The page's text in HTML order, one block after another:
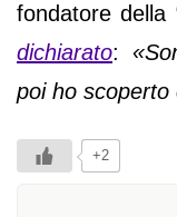
fondatore della
dichiarato:
poi ho
+2